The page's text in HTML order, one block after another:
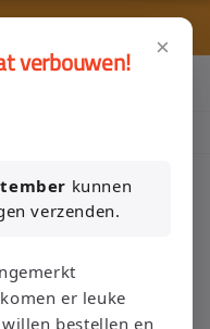
🎮
aan Retro Empire
op in onze voorraad.
×
verbouwen!
kunnen
verzenden.
er leuke
bestellen en